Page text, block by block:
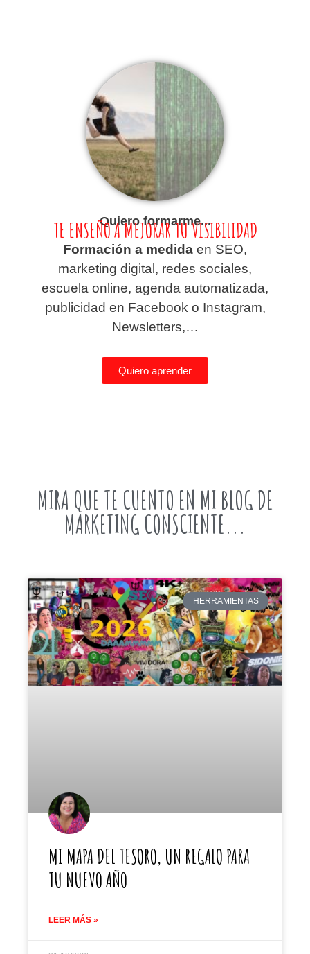
Quiero formarme...
TE ENSEÑO A MEJORAR TU VISIBILIDAD
Formación a medida en SEO,
marketing digital, redes sociales,
escuela online, agenda automatizada,
publicidad en Facebook o Instagram,
Newsletters,…
Quiero aprender
MIRA QUE TE CUENTO EN MI BLOG DE
MARKETING CONSCIENTE...
HERRAMIENTAS
MI MAPA DEL TESORO, UN REGALO PARA
TU NUEVO AÑO
LEER MÁS »